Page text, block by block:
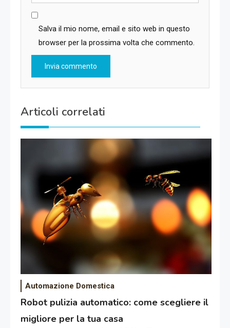
Salva il mio nome, email e sito web in questo
browser per la prossima volta che commento.
Articoli correlati
Automazione Domestica
Robot pulizia automatico: come scegliere il
migliore per la tua casa